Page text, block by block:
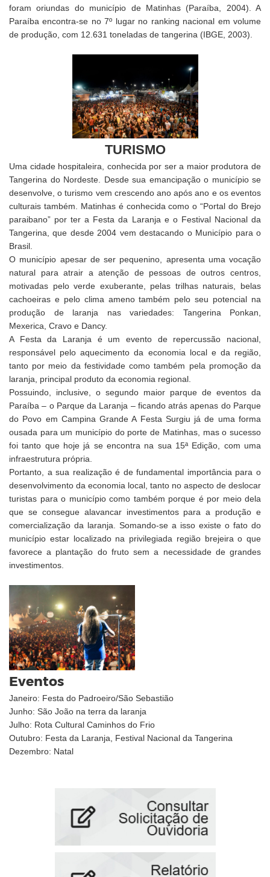
foram oriundas do município de Matinhas (Paraíba, 2004). A
Paraíba encontra-se no 7º lugar no ranking nacional em volume
de produção, com 12.631 toneladas de tangerina (IBGE, 2003).
TURISMO
Uma cidade hospitaleira, conhecida por ser a maior produtora de
Tangerina do Nordeste. Desde sua emancipação o município se
desenvolve, o turismo vem crescendo ano após ano e os eventos
culturais também. Matinhas é conhecida como o “Portal do Brejo
paraibano” por ter a Festa da Laranja e o Festival Nacional da
Tangerina, que desde 2004 vem destacando o Município para o
Brasil.
O município apesar de ser pequenino, apresenta uma vocação
natural para atrair a atenção de pessoas de outros centros,
motivadas pelo verde exuberante, pelas trilhas naturais, belas
cachoeiras e pelo clima ameno também pelo seu potencial na
produção de laranja nas variedades: Tangerina Ponkan,
Mexerica, Cravo e Dancy.
A Festa da Laranja é um evento de repercussão nacional,
responsável pelo aquecimento da economia local e da região,
tanto por meio da festividade como também pela promoção da
laranja, principal produto da economia regional.
Possuindo, inclusive, o segundo maior parque de eventos da
Paraíba – o Parque da Laranja – ficando atrás apenas do Parque
do Povo em Campina Grande A Festa Surgiu já de uma forma
ousada para um município do porte de Matinhas, mas o sucesso
foi tanto que hoje já se encontra na sua 15ª Edição, com uma
infraestrutura própria.
Portanto, a sua realização é de fundamental importância para o
desenvolvimento da economia local, tanto no aspecto de deslocar
turistas para o município como também porque é por meio dela
que se consegue alavancar investimentos para a produção e
comercialização da laranja. Somando-se a isso existe o fato do
município estar localizado na privilegiada região brejeira o que
favorece a plantação do fruto sem a necessidade de grandes
investimentos.
Eventos
Janeiro: Festa do Padroeiro/São Sebastião
Junho: São João na terra da laranja
Julho: Rota Cultural Caminhos do Frio
Outubro: Festa da Laranja, Festival Nacional da Tangerina
Dezembro: Natal